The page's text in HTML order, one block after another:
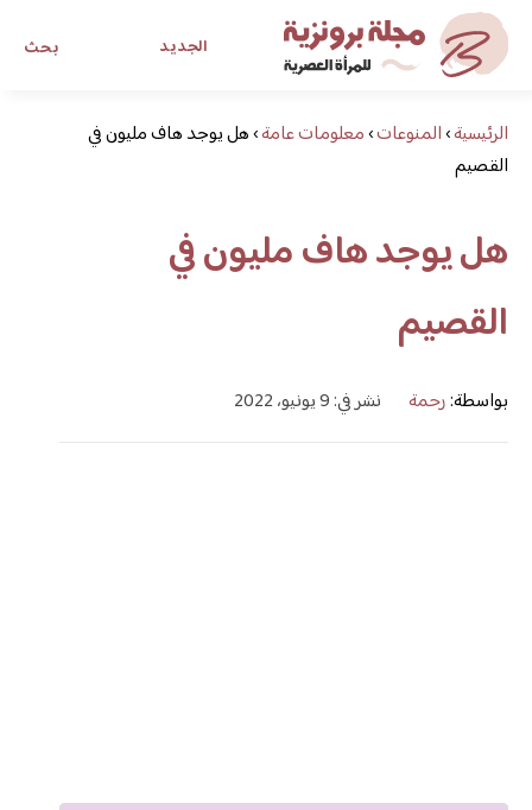
بحث الجديد
مجلة برونزية للفتاة العصريةالرئيسية›المنوعات›معلومات عامة›هل يوجد هاف مليون في
القصيم
هل يوجد هاف مليون في
القصيم
بواسطة:رحمة نشر في: 9 يونيو، 2022